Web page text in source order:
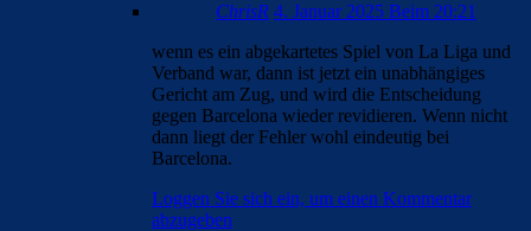
ChrisR 4. Januar 2025 Beim 20:21
wenn es ein abgekartetes Spiel von La Liga und
Verband war, dann ist jetzt ein unabhängiges
Gericht am Zug, und wird die Entscheidung
gegen Barcelona wieder revidieren. Wenn nicht
dann liegt der Fehler wohl eindeutig bei
Barcelona.
Loggen Sie sich ein, um einen Kommentar
abzugeben